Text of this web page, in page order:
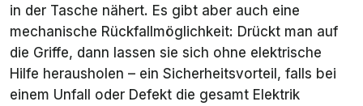
in der Tasche nähert. Es gibt aber auch eine
mechanische Rückfallmöglichkeit: Drückt man auf
die Griffe, dann lassen sie sich ohne elektrische
Hilfe herausholen – ein Sicherheitsvorteil, falls bei
einem Unfall oder Defekt die gesamt Elektrik